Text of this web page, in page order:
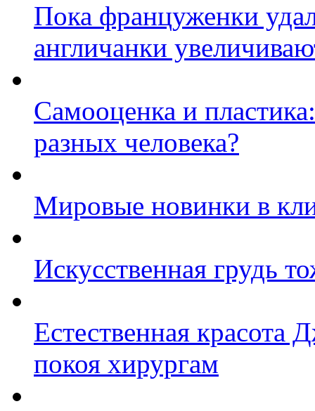
Пока француженки
англичанки
Самооценка и
разных человека?
Мировые новинки в
Искусственная грудь
Естественная красота
покоя хирургам